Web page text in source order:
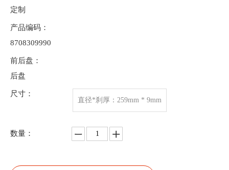
定制
产品编码：
8708309990
前后盘：
后盘
尺寸：
直径*刹厚：259mm * 9mm
数量：